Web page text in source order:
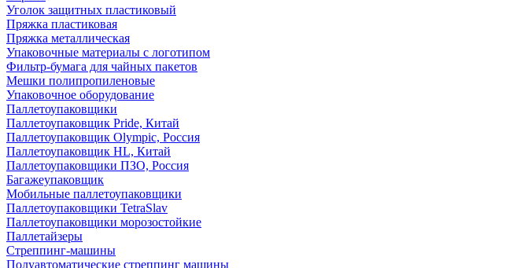
Уголок защитных пластиковый
Пряжка пластиковая
Пряжка металлическая
Упаковочные материалы с логотипом
Фильтр-бумага для чайных пакетов
Мешки полипропиленовые
Упаковочное оборудование
Паллетоупаковщики
Паллетоупаковщик Pride, Китай
Паллетоупаковщик Olympic, Россия
Паллетоупаковщик HL, Китай
Паллетоупаковщики ПЗО, Россия
Багажеупаковщик
Мобильные паллетоупаковщики
Паллетоупаковщики TetraSlav
Паллетоупаковщики морозостойкие
Паллетайзеры
Стреппинг-машины
Полуавтоматические стреппинг машины